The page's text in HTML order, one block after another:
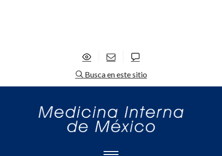
Busca en este sitio